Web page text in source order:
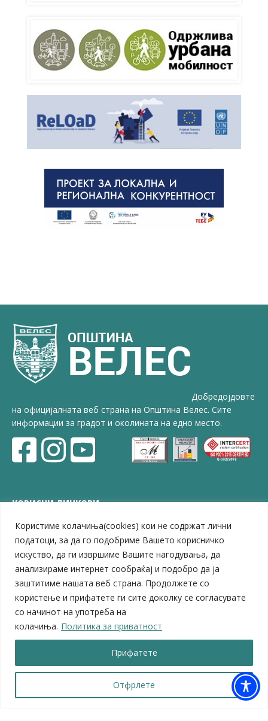
Користиме колачиња(cookies) кои не содржат лични
податоци, за да го подобриме Вашето корисничко
искуство, да ги извршиме Вашите нагодувања, да
анализираме интернет сообраќај и подобро да ја
заштитиме нашата веб страна. Продолжете со
користење и прифатете ги сите доколку се согласувате
со начинот на употреба на
колачиња. Политика за приватност
Отфрлете
Прифатете
Добредојдовте
на официјалната веб страна на Општина Велес. Сите
информации за градот и околината на едно место.
КОРИСНИ ЛИНКОВИ
ЗЕЛС – Заедница на единиците на локална самоуправа
Центар за развој на Вардарски плански регион
Јавно комунално претпријатие „Дервен“
ЈПССО „Парк – спорт и паркинзи“
ЛБ „Гоце Делчев“
ЛУ „Народен Музеј“
Влада на Република Северна Македонија
Собрание на Република Северна Македонија
Министерство за финансии
Министерство за транспорт
Министерство за локална самоуправа
Министерство за дигитална трансформација
Министерство за јавна администрација
Министерство за образование и наука